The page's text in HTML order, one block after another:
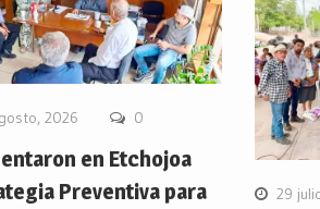
2026 0
en Etchojoa
Preventiva para
29